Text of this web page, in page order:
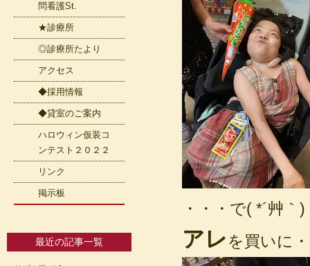
・・・で( *´艸｀)
アレを買いに
問看護St.
★診療所
◎診療所たより
アクセス
◆採用情報
◆貸室のご案内
ハロウィン仮装コ
ンテスト２０２２
リンク
掲示板
最近の記事一覧